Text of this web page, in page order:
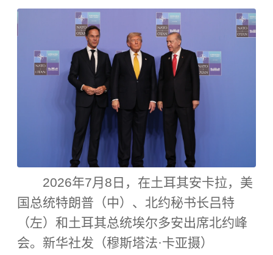
2026年7月8日，在土耳其安卡拉，美
国总统特朗普（中）、北约秘书长吕特
（左）和土耳其总统埃尔多安出席北约峰
会。新华社发（穆斯塔法·卡亚摄）